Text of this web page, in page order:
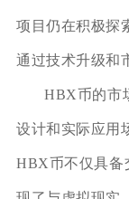
项目仍在积极探
通过技术升级和
HBX币的市
设计和实际应用
HBX币不仅具备